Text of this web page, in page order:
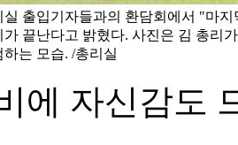
실 출입기자들과의 환담회에서 "마
끝난다고 밝혔다. 사진은 김 총리
는 모습. /총리실
에 자신감도